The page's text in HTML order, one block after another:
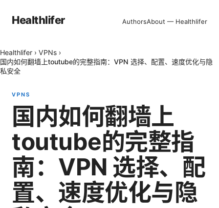
Healthlifer AuthorsAbout — Healthlifer
Healthlifer › VPNs ›
国内如何翻墙上toutube的完整指南：VPN 选择、配置、速度优化与隐
私安全
VPNS
国内如何翻墙上
toutube的完整指
南：VPN 选择、配
置、速度优化与隐